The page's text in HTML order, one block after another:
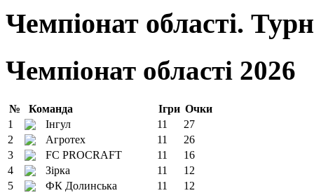
Чемпіонат області.
Чемпіонат області 2026
№ Команда Ігри Очки
1
Інгул 11
27
2
Агротех 11
26
3
FC PROCRAFT 11
16
4
Зірка 11
12
5
ФК Долинська 11
12